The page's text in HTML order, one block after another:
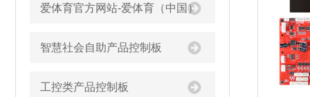
爱体育官方网站-爱体育（中国）
智慧社会自助产品控制板
工控类产品控制板